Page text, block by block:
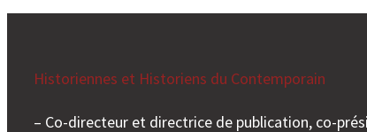
Historiennes et Historiens du Contemporain
– Co-directeur et directrice de publication, co-